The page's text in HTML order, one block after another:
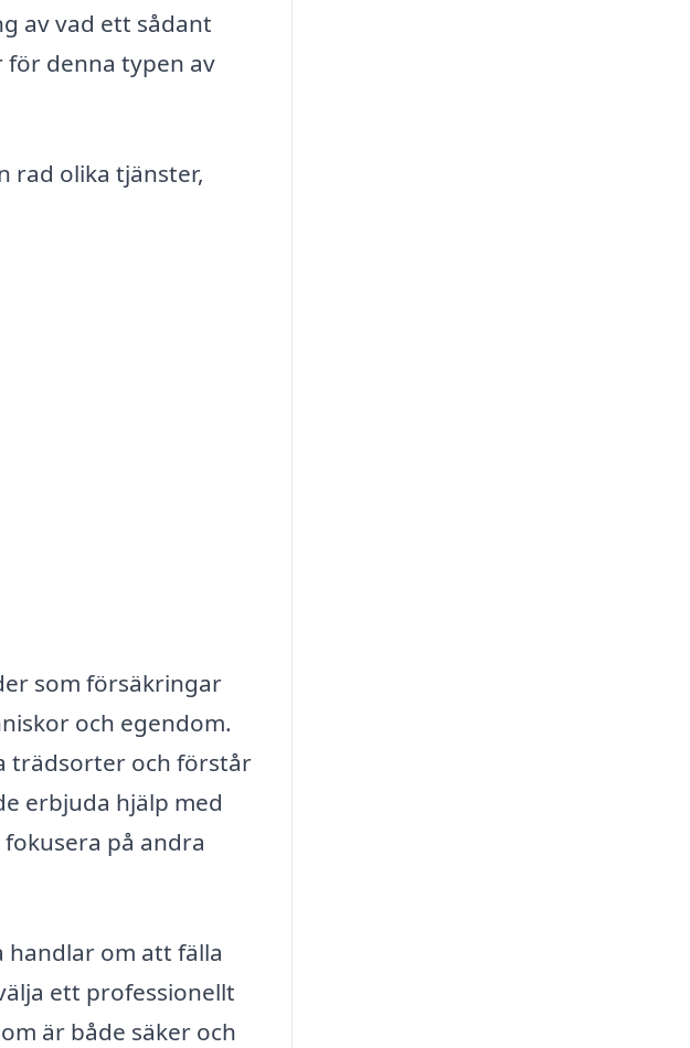
av vad ett sådant
denna typen av
rad olika tjänster,
som försäkringar
och egendom.
trädsorter och förstår
erbjuda hjälp med
på andra
om att fälla
ett professionellt
är både säker och